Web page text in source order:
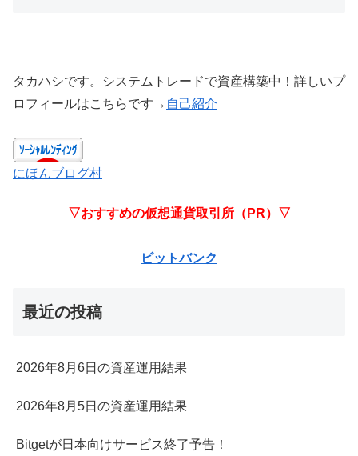
タカハシです。システムトレードで資産構築中！詳しいプ
ロフィールはこちらです→ 自己紹介
にほんブログ村
▽おすすめの仮想通貨取引所（PR）▽
ビットバンク
最近の投稿
2026年8月6日の資産運用結果
2026年8月5日の資産運用結果
Bitgetが日本向けサービス終了予告！